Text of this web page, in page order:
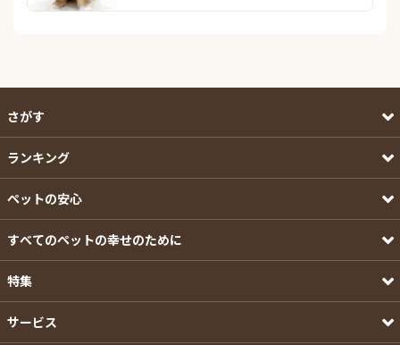
さがす
ランキング
ペットの安心
すべてのペットの幸せのために
特集
サービス